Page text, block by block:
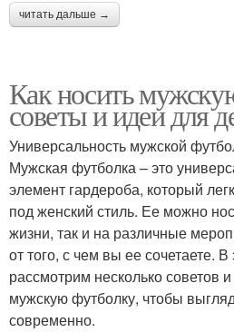
читать дальше →
Как носить
советы и идеи для
Универсальность мужской
Мужская футболка – это
элемент гардероба, который
под женский стиль. Ее можно
жизни, так и на различные
от того, с чем вы ее сочетаете.
рассмотрим несколько советов
мужскую футболку, чтобы
современно.